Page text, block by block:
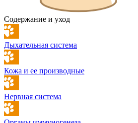
Содержание и уход
Дыхательная система
Кожа и ее производные
Нервная система